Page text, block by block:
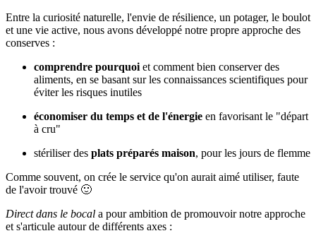
Entre la curiosité naturelle, l'envie de résilience, un potager, le boulot
et une vie active, nous avons développé notre propre approche des
conserves :
comprendre pourquoi et comment bien conserver des
aliments, en se basant sur les connaissances scientifiques pour
éviter les risques inutiles
économiser du temps et de l'énergie en favorisant le "départ
à cru"
stériliser des plats préparés maison, pour les jours de flemme
Comme souvent, on crée le service qu'on aurait aimé utiliser, faute
de l'avoir trouvé 🙂
Direct dans le bocal a pour ambition de promouvoir notre approche
et s'articule autour de différents axes :